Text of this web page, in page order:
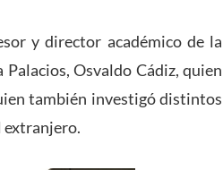
y director académico de la
Osvaldo Cádiz, quien
también investigó distintos
extranjero.